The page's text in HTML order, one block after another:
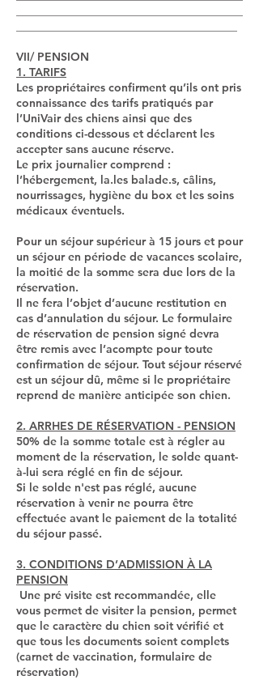
VII/ PENSION
1. TARIFS
Les propriétaires confirment qu’ils ont pris
connaissance des tarifs pratiqués par
l’UniVair des chiens ainsi que des
conditions ci-dessous et déclarent les
accepter sans aucune réserve.
Le prix journalier comprend :
l’hébergement, la.les balade.s, câlins,
nourrissages, hygiène du box et les soins
médicaux éventuels.
Pour un séjour supérieur à 15 jours et pour
un séjour en période de vacances scolaire,
la moitié de la somme sera due lors de la
réservation.
Il ne fera l’objet d’aucune restitution en
cas d’annulation du séjour. Le formulaire
de réservation de pension signé devra
être remis avec l’acompte pour toute
confirmation de séjour. Tout séjour réservé
est un séjour dû, même si le propriétaire
reprend de manière anticipée son chien.
2. ARRHES DE RÉSERVATION - PENSION
50% de la somme totale est à régler au
moment de la réservation, le solde quant-
à-lui sera réglé en fin de séjour.
Si le solde n'est pas réglé, aucune
réservation à venir ne pourra être
effectuée avant le paiement de la totalité
du séjour passé.
3. CONDITIONS D’ADMISSION À LA
PENSION
Une pré visite est recommandée, elle
vous permet de visiter la pension, permet
que le caractère du chien soit vérifié et
que tous les documents soient complets
(carnet de vaccination, formulaire de
réservation)